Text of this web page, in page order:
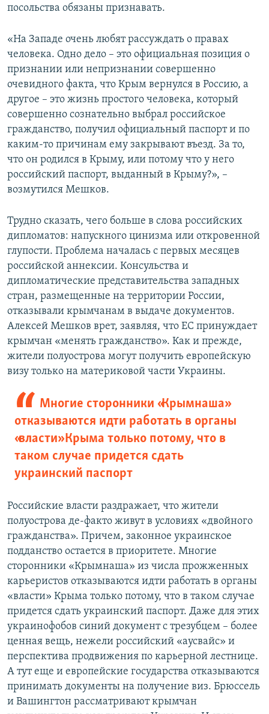
посольства обязаны признавать.
«На Западе очень любят рассуждать о правах
человека. Одно дело – это официальная позиция о
признании или непризнании совершенно
очевидного факта, что Крым вернулся в Россию, а
другое – это жизнь простого человека, который
совершенно сознательно выбрал российское
гражданство, получил официальный паспорт и по
каким-то причинам ему закрывают въезд. За то,
что он родился в Крыму, или потому что у него
российский паспорт, выданный в Крыму?», –
возмутился Мешков.
Трудно сказать, чего больше в слова российских
дипломатов: напускного цинизма или откровенной
глупости. Проблема началась с первых месяцев
российской аннексии. Консульства и
дипломатические представительства западных
стран, размещенные на территории России,
отказывали крымчанам в выдаче документов.
Алексей Мешков врет, заявляя, что ЕС принуждает
крымчан «менять гражданство». Как и прежде,
жители полуострова могут получить европейскую
визу только на материковой части Украины.
Многие сторонники «Крымнаша»
отказываются идти работать в органы
«власти» Крыма только потому, что в
таком случае придется сдать
украинский паспорт
Российские власти раздражает, что жители
полуострова де-факто живут в условиях «двойного
гражданства». Причем, законное украинское
подданство остается в приоритете. Многие
сторонники «Крымнаша» из числа прожженных
карьеристов отказываются идти работать в органы
«власти» Крыма только потому, что в таком случае
придется сдать украинский паспорт. Даже для этих
украинофобов синий документ с трезубцем – более
ценная вещь, нежели российский «аусвайс» и
перспектива продвижения по карьерной лестнице.
А тут еще и европейские государства отказываются
принимать документы на получение виз. Брюссель
и Вашингтон рассматривают крымчан